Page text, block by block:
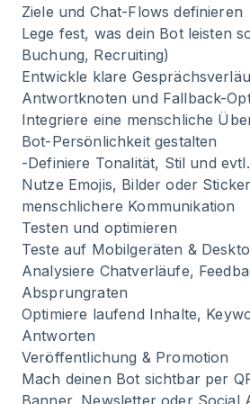
Ziele und Chat-Flows definieren
Lege fest, was dein Bot leisten
Buchung, Recruiting)
Entwickle klare
Antwortknoten und Fallback-
Integriere eine menschliche
Bot-Persönlichkeit gestalten
-Definiere Tonalität, Stil und
Nutze Emojis, Bilder oder
menschlichere Kommunikation
Testen und optimieren
Teste auf Mobilgeräten &
Analysiere Chatverläufe,
Absprungraten
Optimiere laufend Inhalte,
Antworten
Veröffentlichung & Promotion
Mach deinen Bot sichtbar per
Banner, Newsletter oder Social